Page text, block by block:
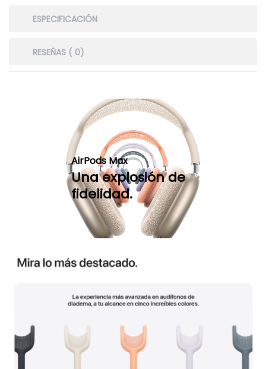
ESPECIFICACIÓN
RESEÑAS ( 0)
AirPods Max
Una explosión de
fidelidad.